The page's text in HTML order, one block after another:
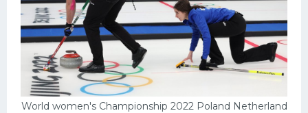
World women's Championship 2022 Poland Netherland